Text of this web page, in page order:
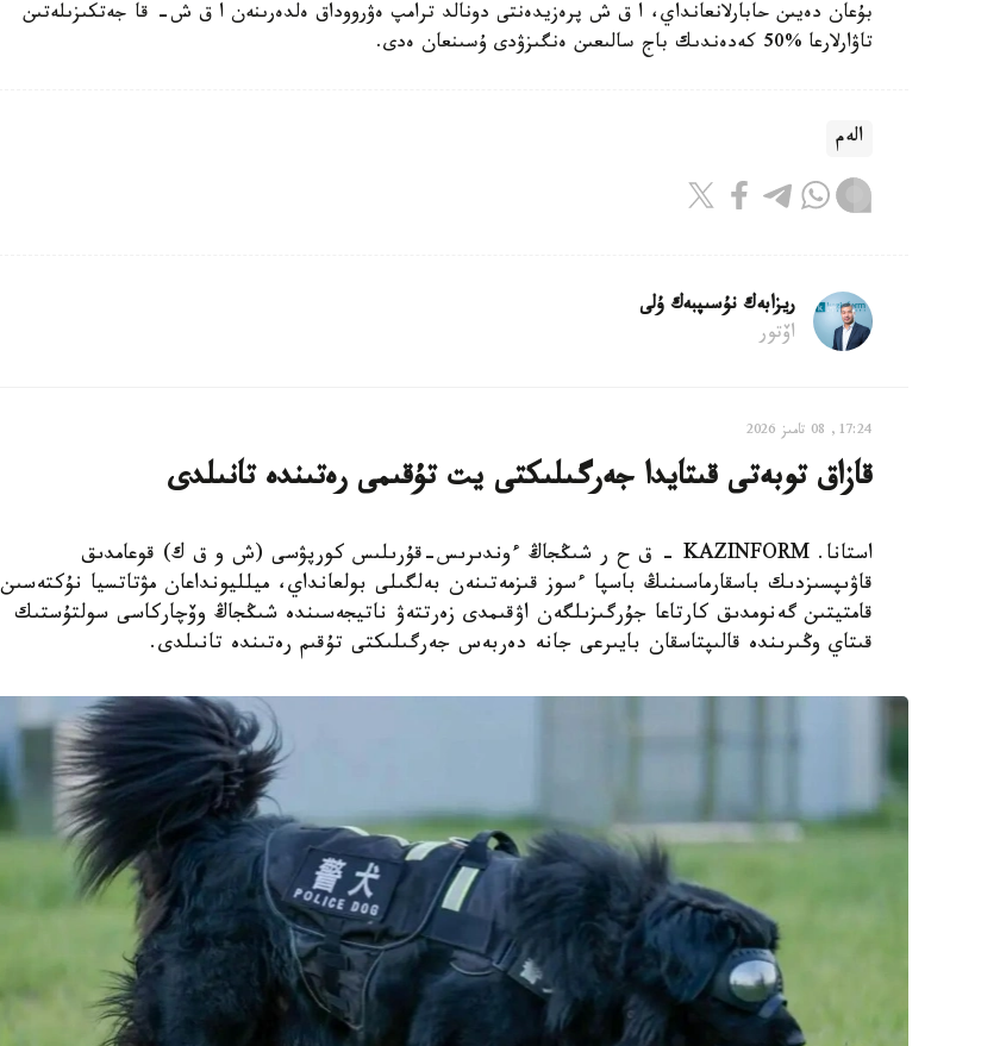
بۇعان دەيىن حابارلانعانداي، ا ق ش پرەزيدەنتى دونالد ترامپ ەۋرووداق ەلدەرىنەن ا ق ش- قا جەتكىزىلەتىن
تاۋارلارعا %50 كەدەندىك باج سالىعىن ەنگىزۋدى ۇسىنعان ەدى.
الەم
ريزابەك نۇسىپبەك ۇلى
اۆتور
17:24, 08 تامىز 2026
قازاق توبەتى قىتايدا جەرگىلىكتى يت تۇقىمى رەتىندە تانىلدى
استانا. KAZINFORM – ق ح ر شىڭجاڭ ءوندىرىس-قۇرىلىس كورپۋسى (ش و ق ك) قوعامدىق
قاۋىپسىزدىك باسقارماسىنىڭ باسپا ءسوز قىزمەتىنەن بەلگىلى بولعانداي، ميلليونداعان مۋتاتسيا نۇكتەسىن
قامتيتىن گەنومدىق كارتاعا جۇرگىزىلگەن اۋقىمدى زەرتتەۋ ناتيجەسىندە شىڭجاڭ وۆچاركاسى سولتۇستىك
قىتاي وڭىرىندە قالىپتاسقان بايىرعى جانە دەربەس جەرگىلىكتى تۇقىم رەتىندە تانىلدى.